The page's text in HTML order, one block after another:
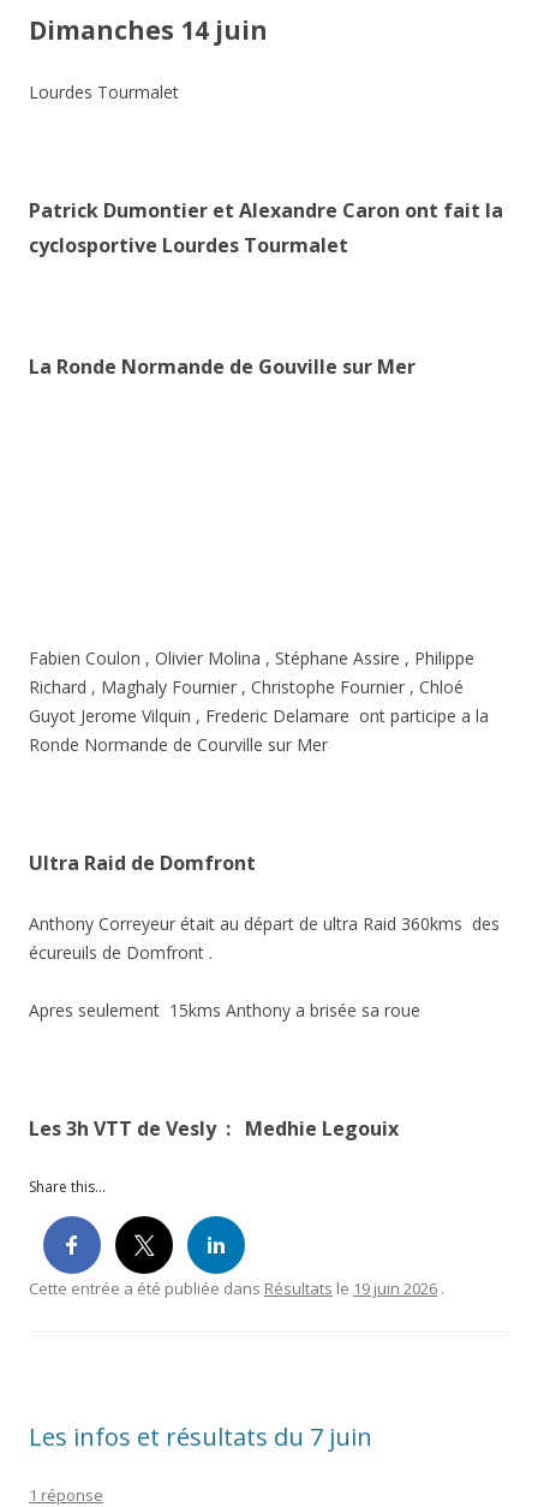
Dimanches 14 juin
Lourdes Tourmalet
Patrick Dumontier et Alexandre Caron ont fait la
cyclosportive Lourdes Tourmalet
La Ronde Normande de Gouville sur Mer
Fabien Coulon , Olivier Molina , Stéphane Assire , Philippe
Richard , Maghaly Fournier , Christophe Fournier , Chloé
Guyot Jerome Vilquin , Frederic Delamare ont participe a la
Ronde Normande de Courville sur Mer
Ultra Raid de Domfront
Anthony Correyeur était au départ de ultra Raid 360kms des
écureuils de Domfront .
Apres seulement 15kms Anthony a brisée sa roue
Les 3h VTT de Vesly : Medhie Legouix
Share this...
Cette entrée a été publiée dans Résultats le 19 juin 2026 .
Les infos et résultats du 7 juin
1 réponse